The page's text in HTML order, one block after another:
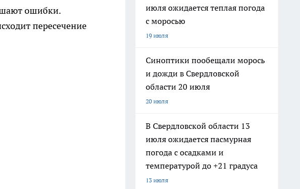
ошибки.
пересечение
июля ожидается теплая погода
с моросью
19 июля
Синоптики пообещали морось
и дожди в Свердловской
области 20 июля
20 июля
В Свердловской области 13
июля ожидается пасмурная
погода с осадками и
температурой до +21 градуса
13 июля